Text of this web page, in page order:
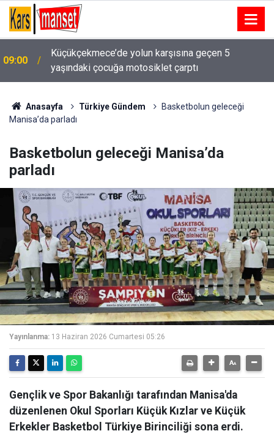
08:59 Erzurum’da 54 hafız icazet belgesini aldı
Anasayfa Türkiye Gündem
Basketbolun geleceği
Manisa’da parladı
Basketbolun geleceği Manisa’da
parladı
Yayınlanma: 13 Haziran 2026 Cumartesi 05:26
Gençlik ve Spor Bakanlığı tarafından Manisa'da
düzenlenen Okul Sporları Küçük Kızlar ve Küçük
Erkekler Basketbol Türkiye Birinciliği sona erdi.